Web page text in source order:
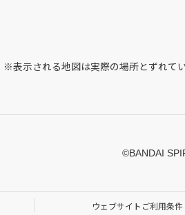
※表示される地図は実際の場所とずれて
©BANDAI
ウェブサイトご利用条件